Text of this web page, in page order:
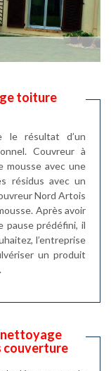
toiture
le résultat d’un
Couvreur à
mousse avec une
résidus avec un
Nord Artois
Après avoir
pause prédéfini, il
l’entreprise
un produit
nettoyage
couverture